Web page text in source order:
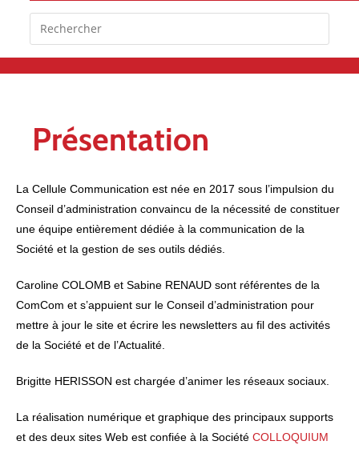
Présentation
La Cellule Communication est née en 2017 sous l’impulsion du
Conseil d’administration convaincu de la nécessité de constituer
une équipe entièrement dédiée à la communication de la
Société et la gestion de ses outils dédiés.
Caroline COLOMB et Sabine RENAUD sont référentes de la
ComCom et s’appuient sur le Conseil d’administration pour
mettre à jour le site et écrire les newsletters au fil des activités
de la Société et de l’Actualité.
Brigitte HERISSON est chargée d’animer les réseaux sociaux.
La réalisation numérique et graphique des principaux supports
et des deux sites Web est confiée à la Société COLLOQUIUM